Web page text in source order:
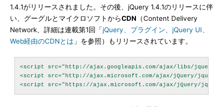
1.4.1がリリースされました。その後、jQuery 1.4.1のリリースに伴
い、グーグルとマイクロソフトからCDN （Content Delivery
Network、詳細は連載第1回「jQuery、プラグイン、jQuery UI、
Web経由のCDNとは 」を参照）もリリースされています。
<script src="http://ajax.googleapis.com/ajax/libs/
<script src="http://ajax.microsoft.com/ajax/jQuery/